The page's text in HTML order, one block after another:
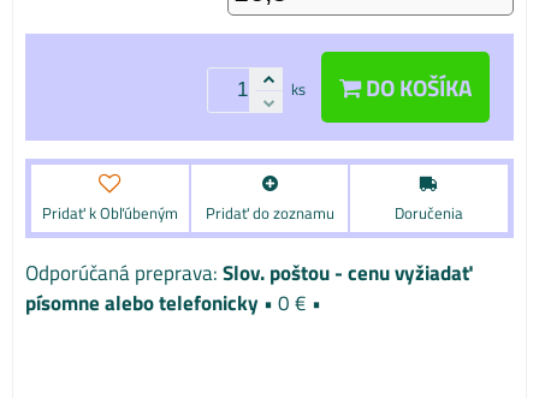
ks DO KOŠÍKA
Pridať k Obľúbeným Pridať do zoznamu Doručenia
Slov. poštou - cenu vyžiadať
písomne alebo telefonicky •0 € •